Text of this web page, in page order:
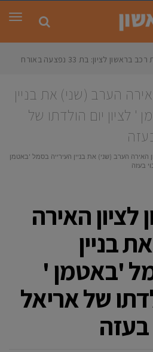
פגיעת רכב בראשון לציון: בת 33 נפצעה באורח
הערב (שני) את בניין
' לציון יום הולדתו של
האירה הערב (שני) את בניין העירייה בסמל 'באטמן
בעזה
לציון האירה
בניין
'באטמן '
של אריאל
בעזה